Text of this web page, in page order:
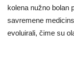
kolena nužno bolan
savremene
evoluirali, čime su